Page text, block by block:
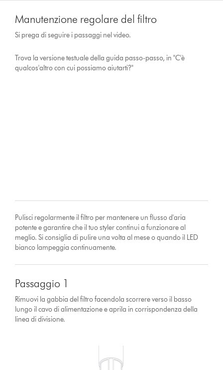
Manutenzione regolare del filtro
Si prega di seguire i passaggi nel video.
Trova la versione testuale della guida passo-passo, in "C'è
qualcos'altro con cui possiamo aiutarti?"
Pulisci regolarmente il filtro per mantenere un flusso d'aria
potente e garantire che il tuo styler continui a funzionare al
meglio. Si consiglia di pulire una volta al mese o quando il LED
bianco lampeggia continuamente.
Passaggio 1
Rimuovi la gabbia del filtro facendola scorrere verso il basso
lungo il cavo di alimentazione e aprila in corrispondenza della
linea di divisione.